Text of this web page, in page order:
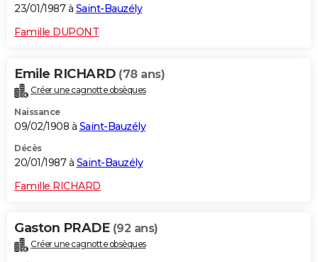
23/01/1987 à Saint-Bauzély
Famille DUPONT
Emile RICHARD (78 ans)
Créer une cagnotte obsèques
Naissance
09/02/1908 à Saint-Bauzély
Décès
20/01/1987 à Saint-Bauzély
Famille RICHARD
Gaston PRADE (92 ans)
Créer une cagnotte obsèques